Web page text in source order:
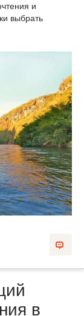
и
выбрать
в